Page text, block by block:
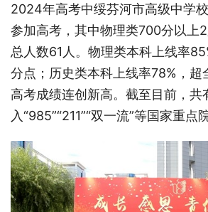
2024年高考中绥芬河市高级中学
参加高考，其中物理类700分以上
总人数61人。物理类本科上线率
分点；历史类本科上线率78%，超
高考成绩连创新高。截至目前，共
入“985”“211”“双一流”等国家重点